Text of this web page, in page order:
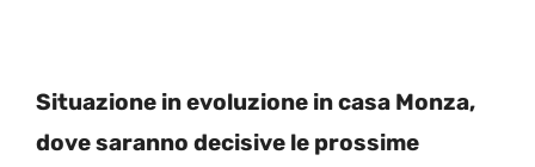
Situazione in evoluzione in casa Monza,
dove saranno decisive le prossime